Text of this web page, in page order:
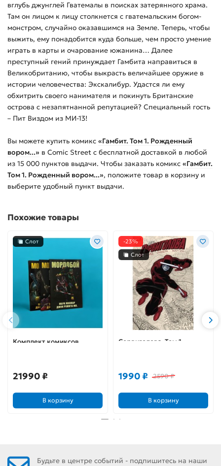
вглубь джунглей Гватемалы в поисках затерянного храма.
Там он лицом к лицу столкнется с гватемальским богом-
монстром, случайно оказавшимся на Земле. Теперь, чтобы
выжить, ему понадобится куда больше, чем просто умение
играть в карты и очарование южанина… Далее
преступный гений принуждает Гамбита направиться в
Великобританию, чтобы выкрасть величайшее оружие в
истории человечества: Экскалибур. Удастся ли ему
обхитрить своего нанимателя и покинуть Британские
острова с незапятнанной репутацией? Специальный гость
– Пит Виздом из МИ-13!
Вы можете купить комикс «Гамбит. Том 1. Рожденный
вором...» в Comic Street с бесплатной доставкой в любой
из 15 000 пунктов выдачи. Чтобы заказать комикс «Гамбит.
Том 1. Рожденный вором...», положите товар в корзину и
выберите удобный пункт выдачи.
Похожие товары
Слот
Комплект комиксов
21990 ₽
В корзину
-23%
Слот
Сорвиголова. Том 1
1990 ₽ 2590 ₽
В корзину
Будьте в центре событий - подпишитесь на наши